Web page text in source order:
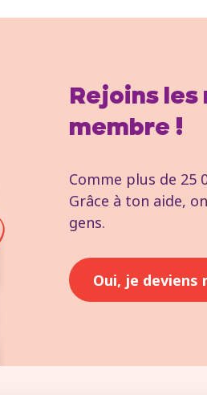
Rejoins
membre !
Comme plus de
Grâce à ton aide,
gens.
Oui, je deviens